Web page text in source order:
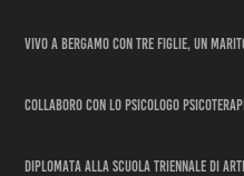
Vivo a Bergamo con tre figlie, un
Collaboro con lo psicologo
Diplomata alla scuola triennale di